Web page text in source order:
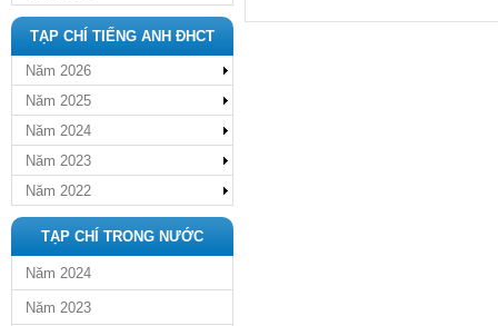
TẠP CHÍ TIẾNG ANH ĐHCT
Năm 2026
Năm 2025
Năm 2024
Năm 2023
Năm 2022
TẠP CHÍ TRONG NƯỚC
Năm 2024
Năm 2023